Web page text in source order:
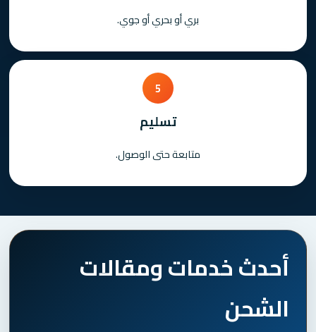
بري أو بحري أو جوي.
5
تسليم
متابعة حتى الوصول.
أحدث خدمات ومقالات
الشحن